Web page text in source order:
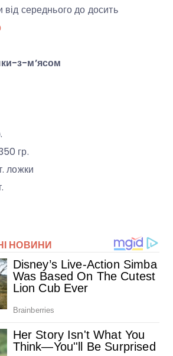
середнього до досить
з-м’ясом
гр.
ложки